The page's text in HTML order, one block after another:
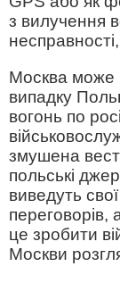
з вилучення
Москва може
випадку
вогонь по
змушена
польські
виведуть
переговорів,
це зробити
Москви